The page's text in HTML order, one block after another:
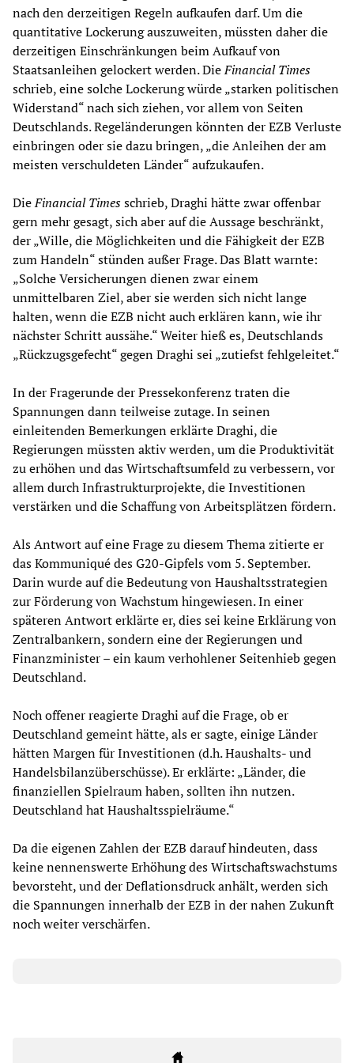
nach den derzeitigen Regeln aufkaufen darf. Um die
quantitative Lockerung auszuweiten, müssten daher die
derzeitigen Einschränkungen beim Aufkauf von
Staatsanleihen gelockert werden. DieFinancial Times
schrieb, eine solche Lockerung würde „starken politischen
Widerstand“ nach sich ziehen, vor allem von Seiten
Deutschlands. Regeländerungen könnten der EZB Verluste
einbringen oder sie dazu bringen, „die Anleihen der am
meisten verschuldeten Länder“ aufzukaufen.
DieFinancial Timesschrieb, Draghi hätte zwar offenbar
gern mehr gesagt, sich aber auf die Aussage beschränkt,
der „Wille, die Möglichkeiten und die Fähigkeit der EZB
zum Handeln“ stünden außer Frage. Das Blatt warnte:
„Solche Versicherungen dienen zwar einem
unmittelbaren Ziel, aber sie werden sich nicht lange
halten, wenn die EZB nicht auch erklären kann, wie ihr
nächster Schritt aussähe.“ Weiter hieß es, Deutschlands
„Rückzugsgefecht“ gegen Draghi sei „zutiefst fehlgeleitet.“
In der Fragerunde der Pressekonferenz traten die
Spannungen dann teilweise zutage. In seinen
einleitenden Bemerkungen erklärte Draghi, die
Regierungen müssten aktiv werden, um die Produktivität
zu erhöhen und das Wirtschaftsumfeld zu verbessern, vor
allem durch Infrastrukturprojekte, die Investitionen
verstärken und die Schaffung von Arbeitsplätzen fördern.
Als Antwort auf eine Frage zu diesem Thema zitierte er
das Kommuniqué des G20-Gipfels vom 5. September.
Darin wurde auf die Bedeutung von Haushaltsstrategien
zur Förderung von Wachstum hingewiesen. In einer
späteren Antwort erklärte er, dies sei keine Erklärung von
Zentralbankern, sondern eine der Regierungen und
Finanzminister – ein kaum verhohlener Seitenhieb gegen
Deutschland.
Noch offener reagierte Draghi auf die Frage, ob er
Deutschland gemeint hätte, als er sagte, einige Länder
hätten Margen für Investitionen (d.h. Haushalts- und
Handelsbilanzüberschüsse). Er erklärte: „Länder, die
finanziellen Spielraum haben, sollten ihn nutzen.
Deutschland hat Haushaltsspielräume.“
Da die eigenen Zahlen der EZB darauf hindeuten, dass
keine nennenswerte Erhöhung des Wirtschaftswachstums
bevorsteht, und der Deflationsdruck anhält, werden sich
die Spannungen innerhalb der EZB in der nahen Zukunft
noch weiter verschärfen.